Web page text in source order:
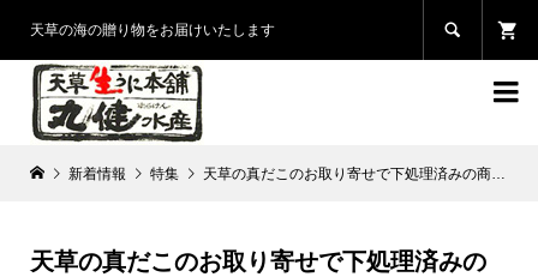
天草の海の贈り物をお届けいたします 

新着情報 特集 天草の真だこのお取り寄せで下処理済みの商品はどこで購入できる？
天草の真だこのお取り寄せで下処理済みの